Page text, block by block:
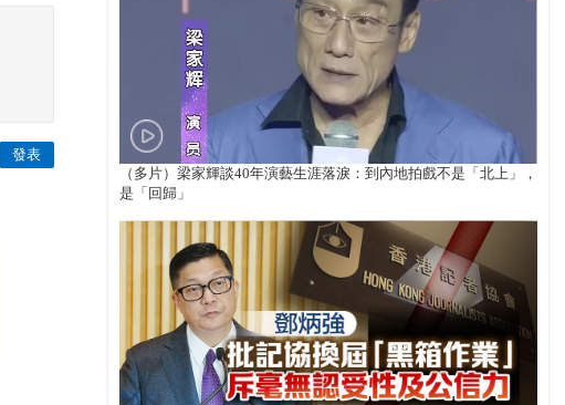
發表
（多片）梁家輝談40年演藝生涯落淚：到內地拍戲不是「北上」，
是「回歸」